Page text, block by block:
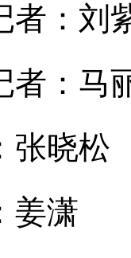
：刘
：马丽
晓松
潇